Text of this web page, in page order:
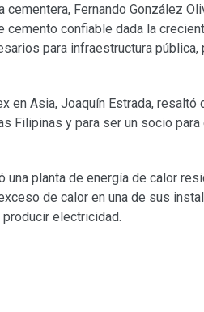
Fernando González
cemento confiable dada la
para infraestructura
en Asia, Joaquín Estrada,
Filipinas y para ser un socio
planta de energía de calor
de calor en una de sus
electricidad.